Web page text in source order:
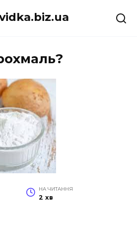
НА ЧИТАННЯ
2 хв